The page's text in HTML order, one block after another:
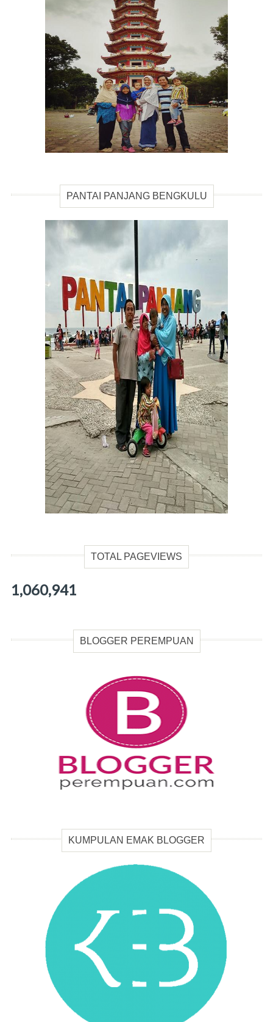
PANTAI PANJANG BENGKULU
TOTAL PAGEVIEWS
1,060,941
BLOGGER PEREMPUAN
KUMPULAN EMAK BLOGGER